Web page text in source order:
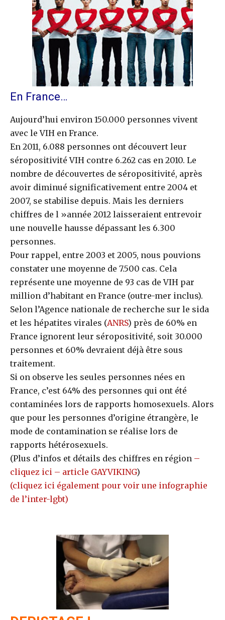
En France…
Aujourd’hui environ 150.000 personnes vivent
avec le VIH en France.
En 2011, 6.088 personnes ont découvert leur
séropositivité VIH contre 6.262 cas en 2010. Le
nombre de découvertes de séropositivité, après
avoir diminué significativement entre 2004 et
2007, se stabilise depuis. Mais les derniers
chiffres de l »année 2012 laisseraient entrevoir
une nouvelle hausse dépassant les 6.300
personnes.
Pour rappel, entre 2003 et 2005, nous pouvions
constater une moyenne de 7.500 cas. Cela
représente une moyenne de 93 cas de VIH par
million d’habitant en France (outre-mer inclus).
Selon l’Agence nationale de recherche sur le sida
et les hépatites virales (ANRS) près de 60% en
France ignorent leur séropositivité, soit 30.000
personnes et 60% devraient déjà être sous
traitement.
Si on observe les seules personnes nées en
France, c’est 64% des personnes qui ont été
contaminées lors de rapports homosexuels. Alors
que pour les personnes d’origine étrangère, le
mode de contamination se réalise lors de
rapports hétérosexuels.
(Plus d’infos et détails des chiffres en région –
cliquez ici – article GAYVIKING)
(cliquez ici également pour voir une infographie
de l’inter-lgbt)